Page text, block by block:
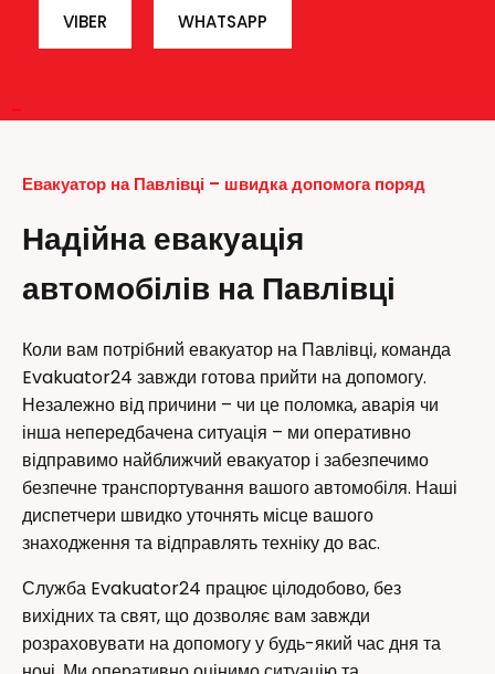
VIBER WHATSAPP
–
Евакуатор на Павлівці – швидка допомога поряд
Надійна евакуація
автомобілів на Павлівці
Коли вам потрібний евакуатор на Павлівці, команда
Evakuator24 завжди готова прийти на допомогу.
Незалежно від причини – чи це поломка, аварія чи
інша непередбачена ситуація – ми оперативно
відправимо найближчий евакуатор і забезпечимо
безпечне транспортування вашого автомобіля. Наші
диспетчери швидко уточнять місце вашого
знаходження та відправлять техніку до вас.
Служба Evakuator24 працює цілодобово, без
вихідних та свят, що дозволяє вам завжди
розраховувати на допомогу у будь-який час дня та